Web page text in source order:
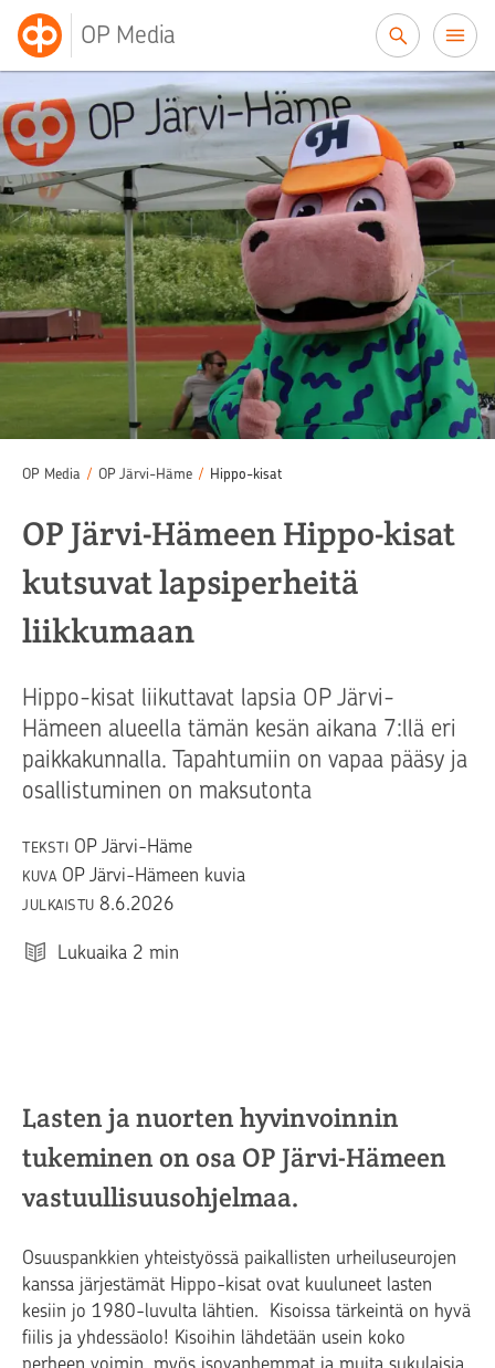
OP Media
OP Media / OP Järvi-Häme / Hippo-kisat
OP Järvi-Hämeen Hippo-kisat
kutsuvat lapsiperheitä
liikkumaan
Hippo-kisat liikuttavat lapsia OP Järvi-
Hämeen alueella tämän kesän aikana 7:llä eri
paikkakunnalla. Tapahtumiin on vapaa pääsy ja
osallistuminen on maksutonta
TEKSTI OP Järvi-Häme
KUVA OP Järvi-Hämeen kuvia
JULKAISTU 8.6.2026
Lukuaika 2 min
Lasten ja nuorten hyvinvoinnin
tukeminen on osa OP Järvi-Hämeen
vastuullisuusohjelmaa.
Osuuspankkien yhteistyössä paikallisten urheiluseurojen
kanssa järjestämät Hippo-kisat ovat kuuluneet lasten
kesiin jo 1980-luvulta lähtien. Kisoissa tärkeintä on hyvä
fiilis ja yhdessäolo! Kisoihin lähdetään usein koko
perheen voimin, myös isovanhemmat ja muita sukulaisia